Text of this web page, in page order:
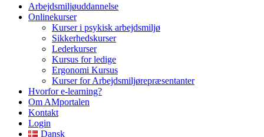
Close
Menu
Arbejdsmiljøuddannelse
Onlinekurser
Kurser i psykisk arbejdsmiljø
Sikkerhedskurser
Lederkurser
Kursus for ledige
Ergonomi Kursus
Kurser for Arbejdsmiljørepræsentanter
Hvorfor e-learning?
Om AMportalen
Kontakt
Login
Dansk